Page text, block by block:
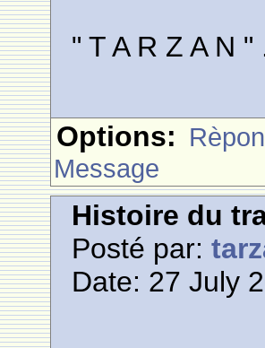
" T A R Z A N "
Options:
Message
Histoire du
Posté par:
Date: 27 July